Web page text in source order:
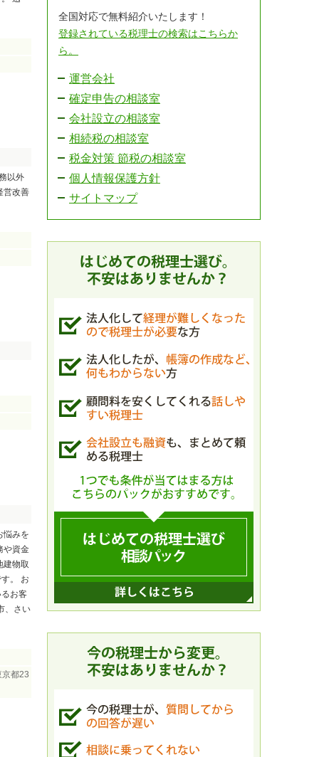
以外
営改善
悩みを
や資金
建物取
。 お
お客
、さい
都23
全国対応で無料紹介いたします！
登録されている税理士の検索はこちらか
ら。
運営会社
確定申告の相談室
会社設立の相談室
相続税の相談室
税金対策 節税の相談室
個人情報保護方針
サイトマップ